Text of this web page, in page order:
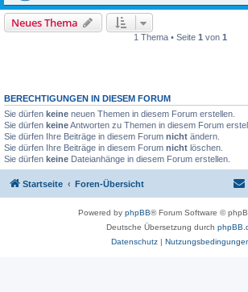
Neues Thema
1 Thema • Seite 1 von 1
BERECHTIGUNGEN IN DIESEM FORUM
Sie dürfen keine neuen Themen in diesem Forum erstellen.
Sie dürfen keineAntworten zu Themen in diesem Forum
Sie dürfen Ihre Beiträge in diesem Forum nicht ändern.
Sie dürfen Ihre Beiträge in diesem Forum nicht löschen.
Sie dürfen keine Dateianhänge in diesem Forum erstellen.
Startseite Foren-Übersicht
Powered by phpBB® Forum Software ©
Deutsche Übersetzung durch
Datenschutz|